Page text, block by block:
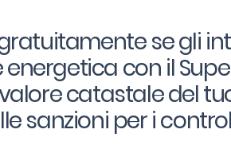
se gli
con il
catastale del
sanzioni per i